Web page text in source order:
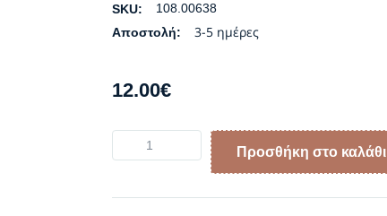
SKU:
108.00638
Αποστολή:
3-5 ημέρες
12.00€
Προσθήκη στο καλάθι